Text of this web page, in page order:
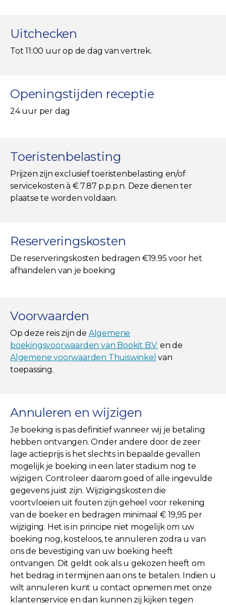
Uitchecken
Tot 11:00 uur op de dag van vertrek.
Openingstijden receptie
24 uur per dag
Toeristenbelasting
Prijzen zijn exclusief toeristenbelasting en/of
servicekosten à € 7.87 p.p.p.n. Deze dienen ter
plaatse te worden voldaan.
Reserveringskosten
De reserveringskosten bedragen €19.95 voor het
afhandelen van je boeking
Voorwaarden
Op deze reis zijn de Algemene
boekingsvoorwaarden van Bookit B.V. en de
Algemene voorwaarden Thuiswinkel van
toepassing.
Annuleren en wijzigen
Je boeking is pas definitief wanneer wij je betaling
hebben ontvangen. Onder andere door de zeer
lage actieprijs is het slechts in bepaalde gevallen
mogelijk je boeking in een later stadium nog te
wijzigen. Controleer daarom goed of alle ingevulde
gegevens juist zijn. Wijzigingskosten die
voortvloeien uit fouten zijn geheel voor rekening
van de boeker en bedragen minimaal € 19,95 per
wijziging. Het is in principe niet mogelijk om uw
boeking nog, kosteloos, te annuleren zodra u van
ons de bevestiging van uw boeking heeft
ontvangen. Dit geldt ook als u gekozen heeft om
het bedrag in termijnen aan ons te betalen. Indien u
wilt annuleren kunt u contact opnemen met onze
klantenservice en dan kunnen zij kijken tegen